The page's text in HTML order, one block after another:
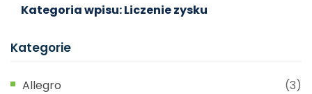
Kategoria wpisu: Liczenie zysku
Kategorie
Allegro
(3)